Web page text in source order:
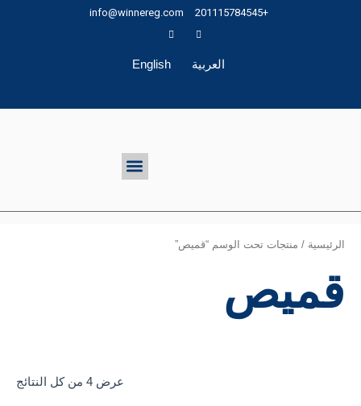
+201115784545
info@winnereg.com
العربية English
Menu
الرئيسية / منتجات تحت الوسم “قميص”
قميص
عرض ⁦4⁩ من كل النتائج